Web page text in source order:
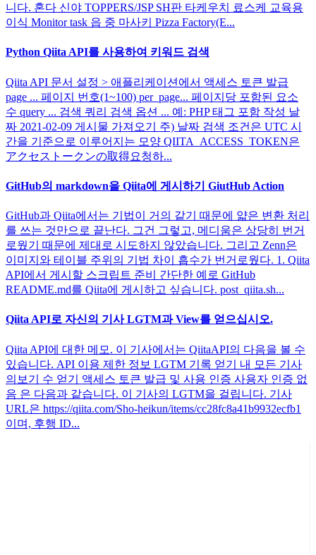
니다. 혼다 신야 TOPPERS/JSP SH판 타케우치 료스케 교육용
이식 Monitor task 읍 중 마사키 Pizza Factory(E...
Python Qiita API를 사용하여 키워드 검색
Qiita API 문서 설정 > 애플리케이션에서 액세스 토큰 발급
page ... 페이지 번호(1~100) per_page... 페이지당 포함된 요소
수 query ... 검색 쿼리 검색 옵션 ... 예: PHP 태그 포함 작성 날
짜 2021-02-09 게시물 가져오기 주) 날짜 검색 조건은 UTC 시
간을 기준으로 이루어지는 모양 QIITA_ACCESS_TOKEN은
アクセストークンの取得요청하...
GitHub의 markdown을 Qiita에 게시하기 GiutHub Action
GitHub과 Qiita에서는 기법이 거의 같기 때문에 얇은 변환 처리
를 쓰는 것만으로 끝난다. 그건 그렇고, 메디움은 상당히 번거
로웠기 때문에 제대로 시도하지 않았습니다. 그리고 Zenn은
이미지와 테이블 주위의 기법 차이 흡수가 번거로웠다. 1. Qiita
API에서 게시할 스크립트 준비 간단한 예로 GitHub
README.md를 Qiita에 게시하고 싶습니다. post_qiita.sh...
Qiita API로 자신의 기사 LGTM과 View를 얻으십시오.
Qiita API에 대한 메모. 이 기사에서는 QiitaAPI의 다음을 볼 수
있습니다. API 이용 제한 정보 LGTM 기록 얻기 내 모든 기사
의보기 수 얻기 액세스 토큰 발급 및 사용 인증 사용자 인증 없
음 은 다음과 같습니다. 이 기사의 LGTM을 걸립니다. 기사
URL은 https://qiita.com/Sho-heikun/items/cc28fc8a41b9932ecfb1
이며, 후행 ID...